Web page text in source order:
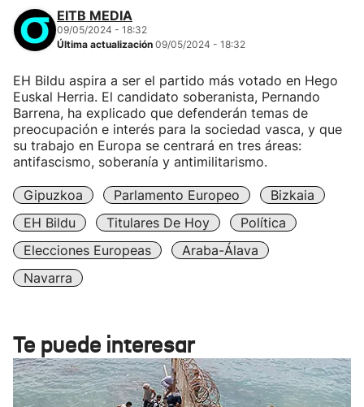
EITB MEDIA
09/05/2024 - 18:32
Última actualización 09/05/2024 - 18:32
EH Bildu aspira a ser el partido más votado en Hego
Euskal Herria. El candidato soberanista, Pernando
Barrena, ha explicado que defenderán temas de
preocupación e interés para la sociedad vasca, y que
su trabajo en Europa se centrará en tres áreas:
antifascismo, soberanía y antimilitarismo.
Gipuzkoa Parlamento Europeo
Bizkaia
EH Bildu
Titulares De Hoy
Política
Elecciones Europeas
Araba-Álava
Navarra
Te puede interesar